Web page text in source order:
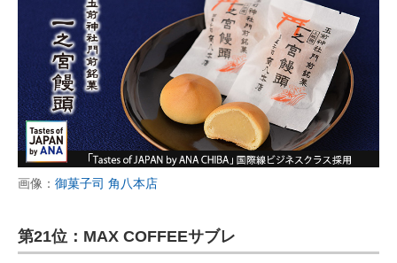
画像： 御菓子司 角八本店
第21位：MAX COFFEEサブレ